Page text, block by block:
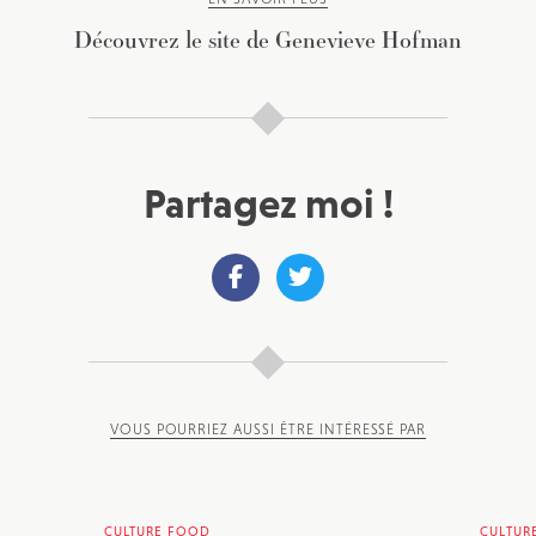
Découvrez le site de Genevieve Hofman
Partagez moi !
VOUS POURRIEZ AUSSI ÊTRE INTÉRESSÉ PAR
CULTURE FOOD